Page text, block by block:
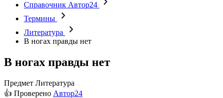
Справочник Автор24
Термины
Литература
В ногах правды нет
В ногах правды нет
Предмет Литература
👍 Проверено Автор24